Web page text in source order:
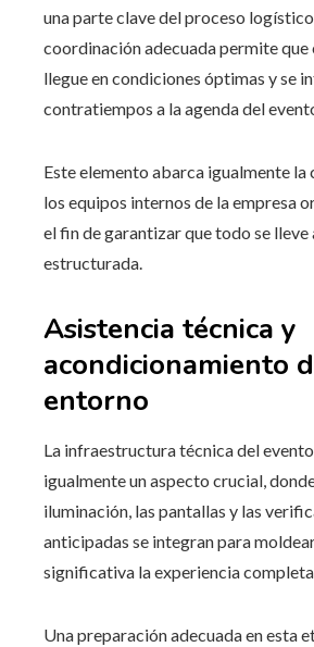
una parte clave del proceso
coordinación adecuada permite
llegue en condiciones óptimas y se
contratiempos a la agenda del
Este elemento abarca igualmente
los equipos internos de la empresa
el fin de garantizar que todo se lleve
estructurada.
Asistencia técnica y
acondicionamiento
entorno
La infraestructura técnica del
igualmente un aspecto crucial,
iluminación, las pantallas y las
anticipadas se integran para
significativa la experiencia
Una preparación adecuada en esta